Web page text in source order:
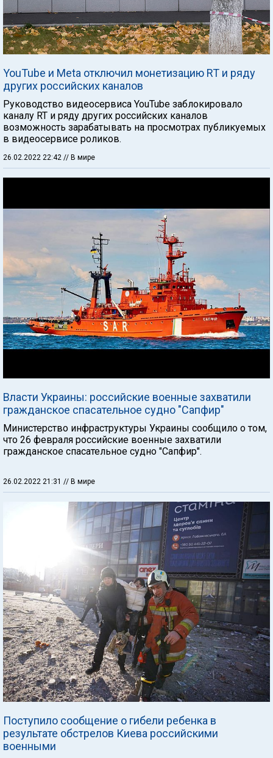
YouTube и Meta отключил монетизацию RT и ряду
других российских каналов
Руководство видеосервиса YouTube заблокировало
каналу RT и ряду других российских каналов
возможность зарабатывать на просмотрах публикуемых
в видеосервисе роликов.
26.02.2022 22:42 // В мире
Власти Украины: российские военные захватили
гражданское спасательное судно "Сапфир"
Министерство инфраструктуры Украины сообщило о том,
что 26 февраля российские военные захватили
гражданское спасательное судно "Сапфир".
26.02.2022 21:31 // В мире
Поступило сообщение о гибели ребенка в
результате обстрелов Киева российскими
военными